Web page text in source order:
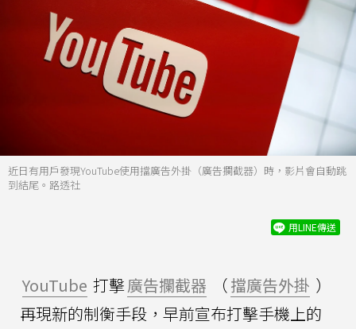
近日有用戶發現YouTube使用擋廣告外掛（廣告攔截器）時，影片會自動跳
到結尾。路透社
用LINE傳送
YouTube 打擊廣告攔截器 （擋廣告外掛 ）
再現新的制衡手段，早前宣布打擊手機上的